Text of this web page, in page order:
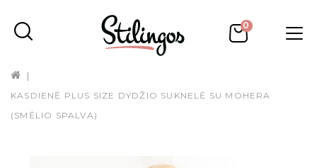
0
KASDIENĖ PLUS SIZE DYDŽIO SUKNELĖ SU MOHERA
(SMĖLIO SPALVA)